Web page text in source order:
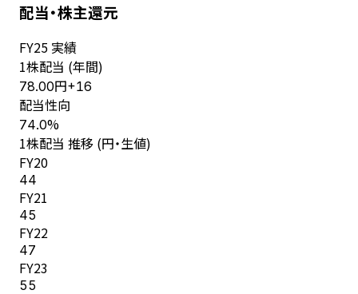
配当・株主還元
FY25 実績
1株配当 (年間)
78.00円+16
配当性向
74.0%
1株配当 推移 (円・生値)
FY20
44
FY21
45
FY22
47
FY23
55